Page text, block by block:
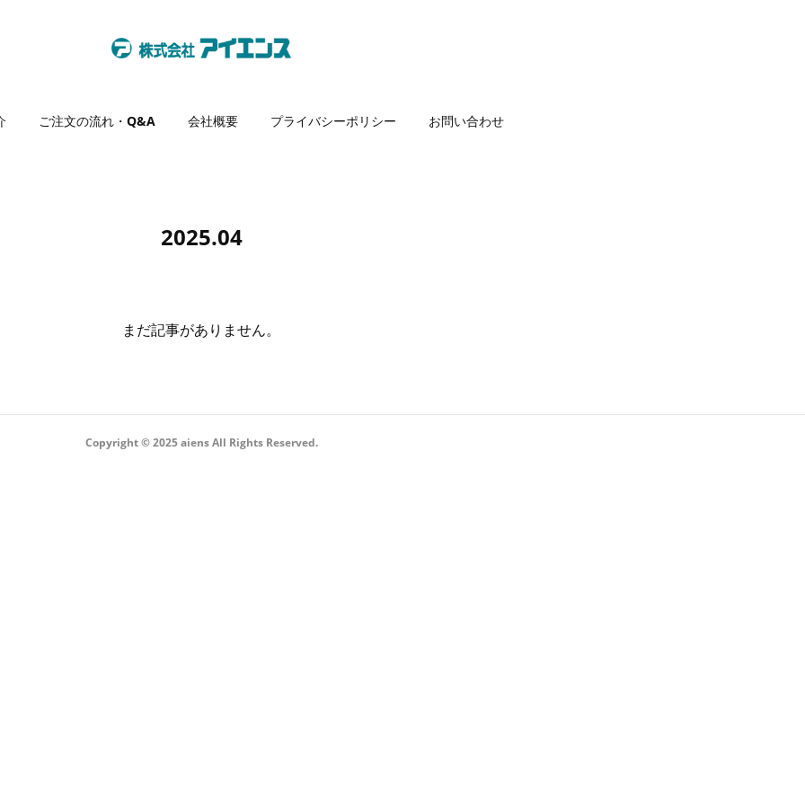
ご注文の流れ・Q&A 会社概要 プライバシーポリシー お問い合わせ
2025.04
まだ記事がありません。
Copyright © 2025 aiens All Rights Reserved.